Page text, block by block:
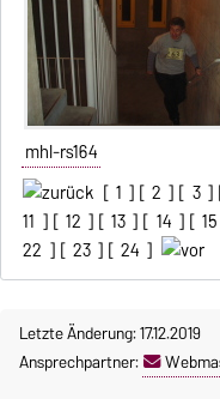
mhl-rs164
[ 1 ] [ 2 ] [ 3 ]
11 ] [ 12 ] [ 13 ] [ 14 ] [ 15
22 ] [ 23 ] [ 24 ]
Letzte Änderung: 17.12.2019
Ansprechpartner: